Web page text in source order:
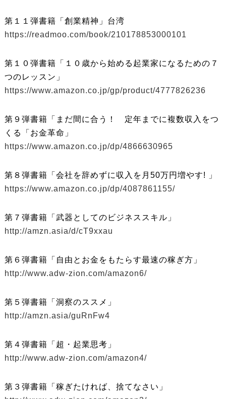
第１１弾書籍「創業精神」台湾
https://readmoo.com/book/210178853000101
第１０弾書籍「１０歳から始める起業家になるための７
つのレッスン」
https://www.amazon.co.jp/gp/product/4777826236
第９弾書籍「まだ間に合う！ 定年までに複数収入をつ
くる「お金革命」
https://www.amazon.co.jp/dp/4866630965
第８弾書籍「会社を辞めずに収入を月50万円増やす! 」
https://www.amazon.co.jp/dp/4087861155/
第７弾書籍「武器としてのビジネススキル」
http://amzn.asia/d/cT9xxau
第６弾書籍「自由とお金をもたらす最速の稼ぎ方」
http://www.adw-zion.com/amazon6/
第５弾書籍「洞察のススメ」
http://amzn.asia/guRnFw4
第４弾書籍「超・起業思考」
http://www.adw-zion.com/amazon4/
第３弾書籍「稼ぎたければ、捨てなさい」